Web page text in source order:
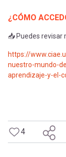
¿CÓMO
📥 Puedes revisar
https://
nuestro-mundo-
aprendizaje-y-el-
4